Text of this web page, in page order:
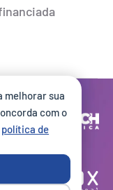
melhorar sua
com o
política de